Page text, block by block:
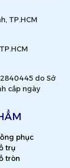
TP.HCM
do Sở
cấp ngày
phục
trụ
tròn